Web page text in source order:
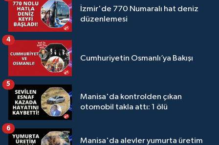
İzmir'de 770 Numaralı hat deniz
düzenlemesi
Cumhuriyetin Osmanlı’ya Bakışı
4
Manisa'da kontrolden çıkan
otomobil takla attı: 1 ölü
5
Manisa'da alevler yumurta üretim
6